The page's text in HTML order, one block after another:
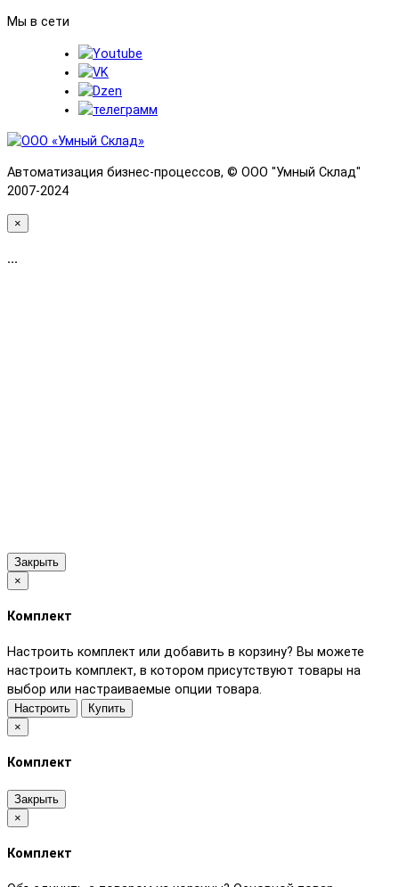
Мы в сети
Автоматизация бизнес-процессов, © OOO "Умный Склад"
2007-2024
×
...
Закрыть
×
Комплект
Настроить комплект или добавить в корзину? Вы можете
настроить комплект, в котором присутствуют товары на
выбор или настраиваемые опции товара.
Настроить
Купить
×
Комплект
Закрыть
×
Комплект